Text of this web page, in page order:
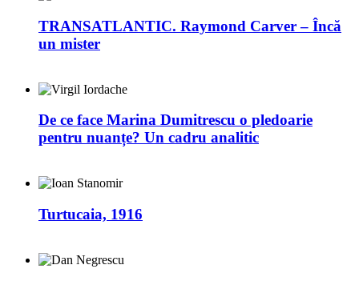
TRANSATLANTIC. Raymond Carver – Încă
un mister
De ce face Marina Dumitrescu o pledoarie
pentru nuanțe? Un cadru analitic
Turtucaia, 1916